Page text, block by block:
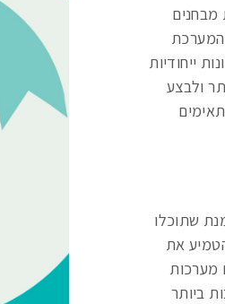
המערכת
ייחודיות
ולבצע
שתוכלו
את
מערכות
ביותר